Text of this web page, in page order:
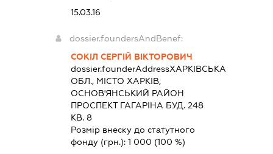
15.03.16
dossier.foundersAndBenef:
СОКІЛ СЕРГІЙ ВІКТОРОВИЧ
dossier.founderAddressХАРКІВСЬКА
ОБЛ., МІСТО ХАРКІВ,
ОСНОВ'ЯНСЬКИЙ РАЙОН
ПРОСПЕКТ ГАГАРІНА БУД. 248
КВ. 8
Розмір внеску до статутного
фонду (грн.):1 000 (100 %)